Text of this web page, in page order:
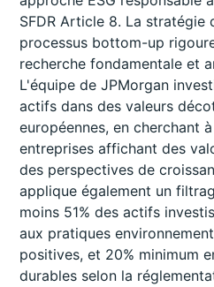
SFDR Article 8. La stratégie
processus bottom-up
recherche fondamentale et
L'équipe de JPMorgan
actifs dans des valeurs
européennes, en cherchant
entreprises affichant des
des perspectives de
applique également un
moins 51% des actifs
aux pratiques
positives, et 20% minimum
durables selon la